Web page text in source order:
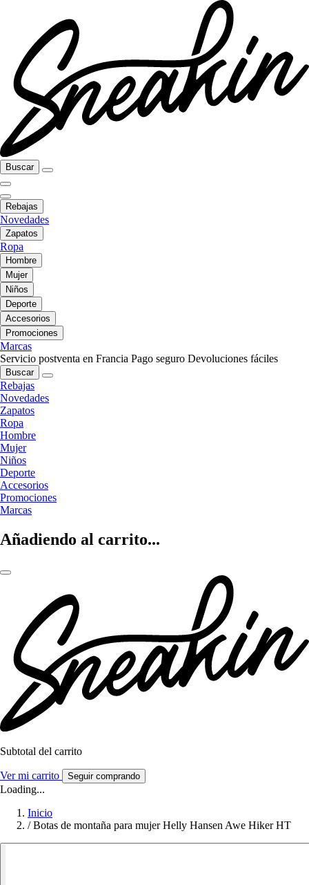
Buscar
Rebajas
Novedades
Zapatos
Ropa
Hombre
Mujer
Niños
Deporte
Accesorios
Promociones
Marcas
Servicio postventa en Francia Pago seguro Devoluciones fáciles
Buscar
Rebajas
Novedades
Zapatos
Ropa
Hombre
Mujer
Niños
Deporte
Accesorios
Promociones
Marcas
Añadiendo al carrito...
Subtotal del carrito
Ver mi carrito Seguir comprando
Loading...
Inicio
/ Botas de montaña para mujer Helly Hansen Awe Hiker HT